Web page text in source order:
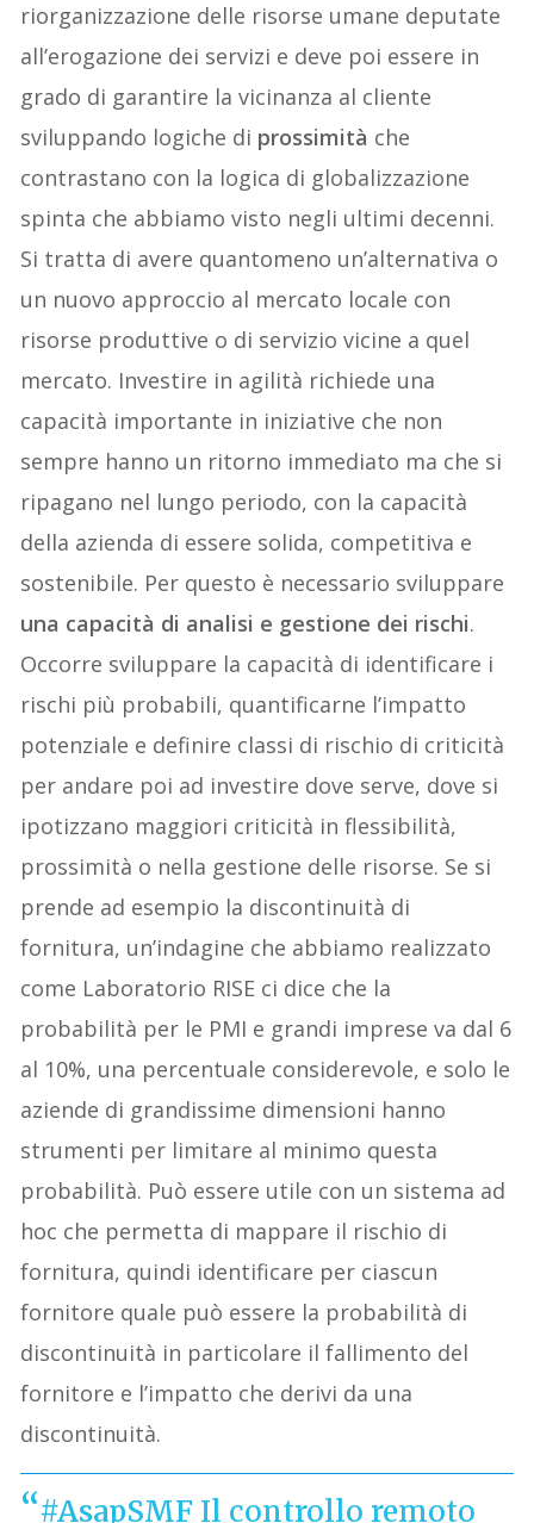
riorganizzazione delle risorse umane deputate
all’erogazione dei servizi e deve poi essere in
grado di garantire la vicinanza al cliente
sviluppando logiche di prossimità che
contrastano con la logica di globalizzazione
spinta che abbiamo visto negli ultimi decenni.
Si tratta di avere quantomeno un’alternativa o
un nuovo approccio al mercato locale con
risorse produttive o di servizio vicine a quel
mercato. Investire in agilità richiede una
capacità importante in iniziative che non
sempre hanno un ritorno immediato ma che si
ripagano nel lungo periodo, con la capacità
della azienda di essere solida, competitiva e
sostenibile. Per questo è necessario sviluppare
una capacità di analisi e gestione dei rischi.
Occorre sviluppare la capacità di identificare i
rischi più probabili, quantificarne l’impatto
potenziale e definire classi di rischio di criticità
per andare poi ad investire dove serve, dove si
ipotizzano maggiori criticità in flessibilità,
prossimità o nella gestione delle risorse. Se si
prende ad esempio la discontinuità di
fornitura, un’indagine che abbiamo realizzato
come Laboratorio RISE ci dice che la
probabilità per le PMI e grandi imprese va dal 6
al 10%, una percentuale considerevole, e solo le
aziende di grandissime dimensioni hanno
strumenti per limitare al minimo questa
probabilità. Può essere utile con un sistema ad
hoc che permetta di mappare il rischio di
fornitura, quindi identificare per ciascun
fornitore quale può essere la probabilità di
discontinuità in particolare il fallimento del
fornitore e l’impatto che derivi da una
discontinuità.
#AsapSMF Il controllo remoto